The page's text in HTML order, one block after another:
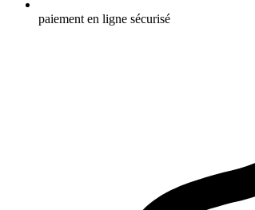
paiement en ligne sécurisé